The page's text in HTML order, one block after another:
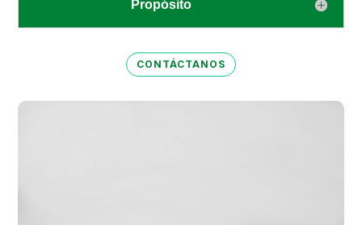
Propósito
CONTÁCTANOS